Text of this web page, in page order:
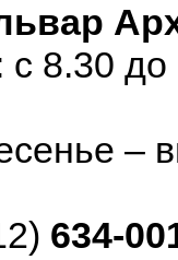
8.30
–
634-